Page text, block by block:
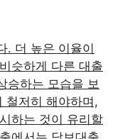
. 더 높은 이율이
슷하게 다른 대출
승하는 모습을 보
철저히 해야하며,
하는 것이 유리할